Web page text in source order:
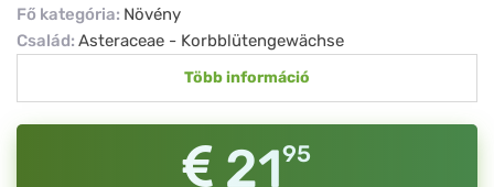
Fő kategória: Növény
Család: Asteraceae - Korbblütengewächse
Több információ
2195